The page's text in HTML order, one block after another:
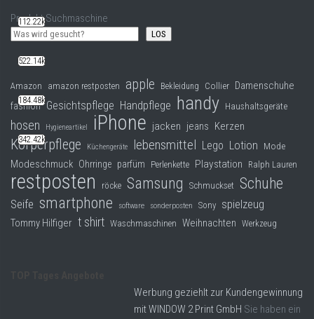
Produkt Suchmaschine
LOS
Amazon amazon restposten apple Bekleidung Collier Damenschuhe
fashion Gesichtspflege Handpflege handy Haushaltsgeräte
hosen Hygieneartikel iPhone jacken jeans Kerzen
Körperpflege Küchengeräte lebensmittel Lego Lotion Mode
Modeschmuck Ohrringe parfüm Perlenkette Playstation Ralph Lauren
restposten röcke Samsung Schmuckset Schuhe
Seife smartphone software sonderposten Sony spielzeug
Tommy Hilfiger t shirt Waschmaschinen Weihnachten Werkzeug
Werbung geziehlt zur Kundengewinnung
mit WINDOW 2 Print GmbH Sie haben ein
112.22k
522.14k
184.48k
342.42k